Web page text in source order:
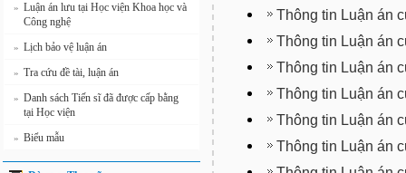
» Luận án lưu tại Học viện Khoa học và
Công nghệ
» Lịch bảo vệ luận án
» Tra cứu đề tài, luận án
» Danh sách Tiến sĩ đã được cấp bằng
tại Học viện
» Biểu mẫu
Thông tin Luận án
Thông tin Luận án
Thông tin Luận án
Thông tin Luận án
Thông tin Luận án
Thông tin Luận án